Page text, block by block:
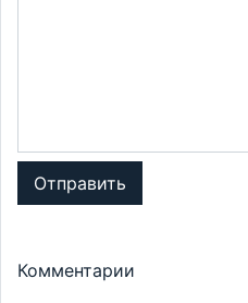
Отправить
Комментарии